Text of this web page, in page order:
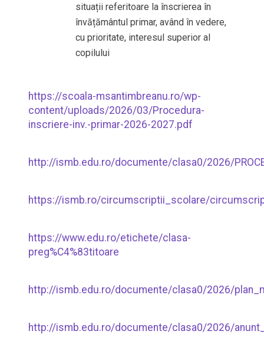
situații referitoare la înscrierea în
învățământul primar, având în vedere,
cu prioritate, interesul superior al
copilului
https://scoala-msantimbreanu.ro/wp-
content/uploads/2026/03/Procedura-
inscriere-inv.-primar-2026-2027.pdf
http://ismb.edu.ro/documente/clasa0/2026/
https://ismb.ro/circumscriptii_scolare/
https://www.edu.ro/etichete/clasa-
preg%C4%83titoare
http://ismb.edu.ro/documente/clasa0/2026/
http://ismb.edu.ro/documente/clasa0/2026/